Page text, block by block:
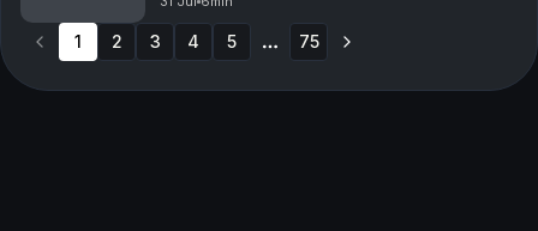
baderinger og armringer, mens noen har hoppet over
gjerder. N...
1 2 3 4 5 75